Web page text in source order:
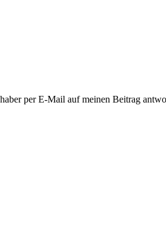
per E-Mail auf meinen Beitrag